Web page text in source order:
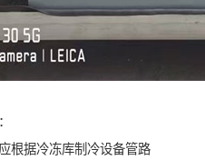
根据冷冻库制冷设备管路